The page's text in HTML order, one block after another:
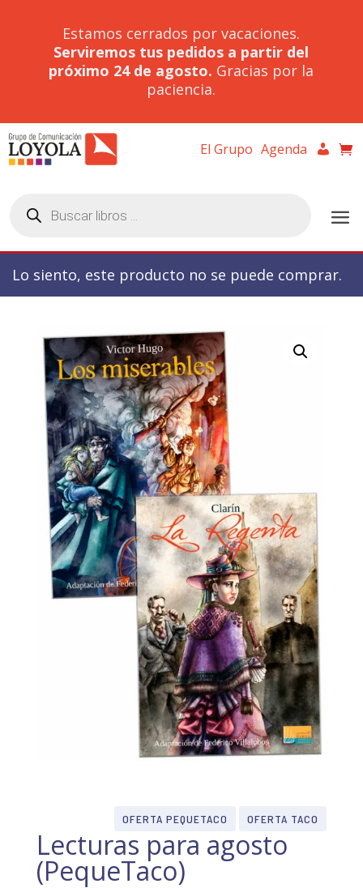
Estamos cerrados por vacaciones.
Serviremos tus pedidos a partir del
próximo 24 de agosto. Gracias por la
paciencia.
El Grupo Agenda
productos
Lo siento, este producto no se puede comprar.
OFERTA PEQUETACO OFERTA TACO
Lecturas para agosto
(PequeTaco)